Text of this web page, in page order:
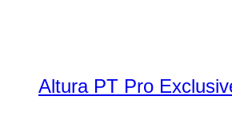
Altura PT Pro